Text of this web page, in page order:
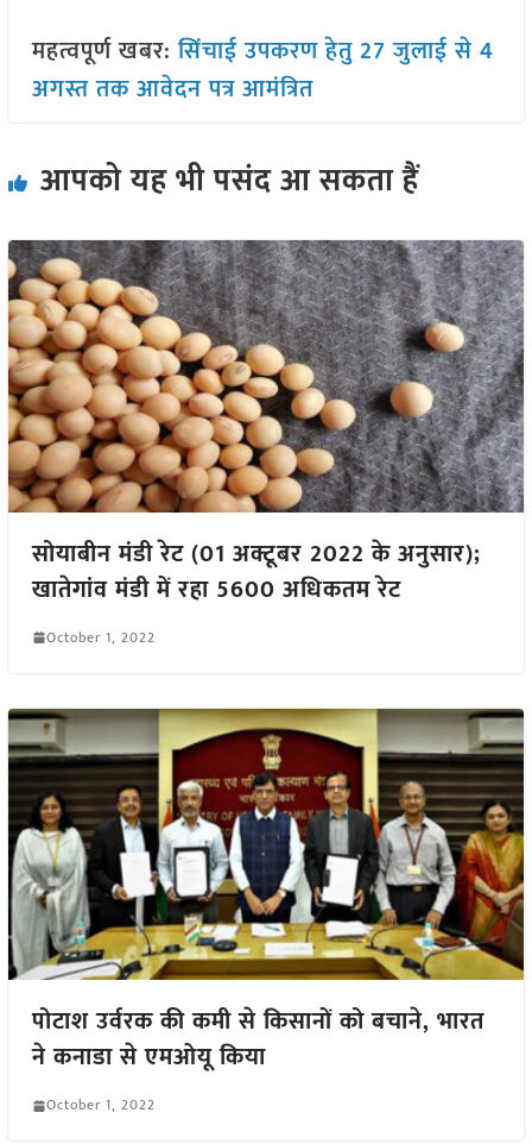
महत्वपूर्ण खबर:सिंचाई उपकरण हेतु 27 जुलाई से 4
अगस्त तक आवेदन पत्र आमंत्रित
आपको यह भी पसंद आ सकता हैं
सोयाबीन मंडी रेट (01 अक्टूबर 2022 के अनुसार);
खातेगांव मंडी में रहा 5600 अधिकतम रेट
October 1, 2022
पोटाश उर्वरक की कमी से किसानों को बचाने, भारत
ने कनाडा से एमओयू किया
October 1, 2022